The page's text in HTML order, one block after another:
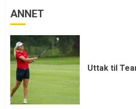
ANNET
Uttak til